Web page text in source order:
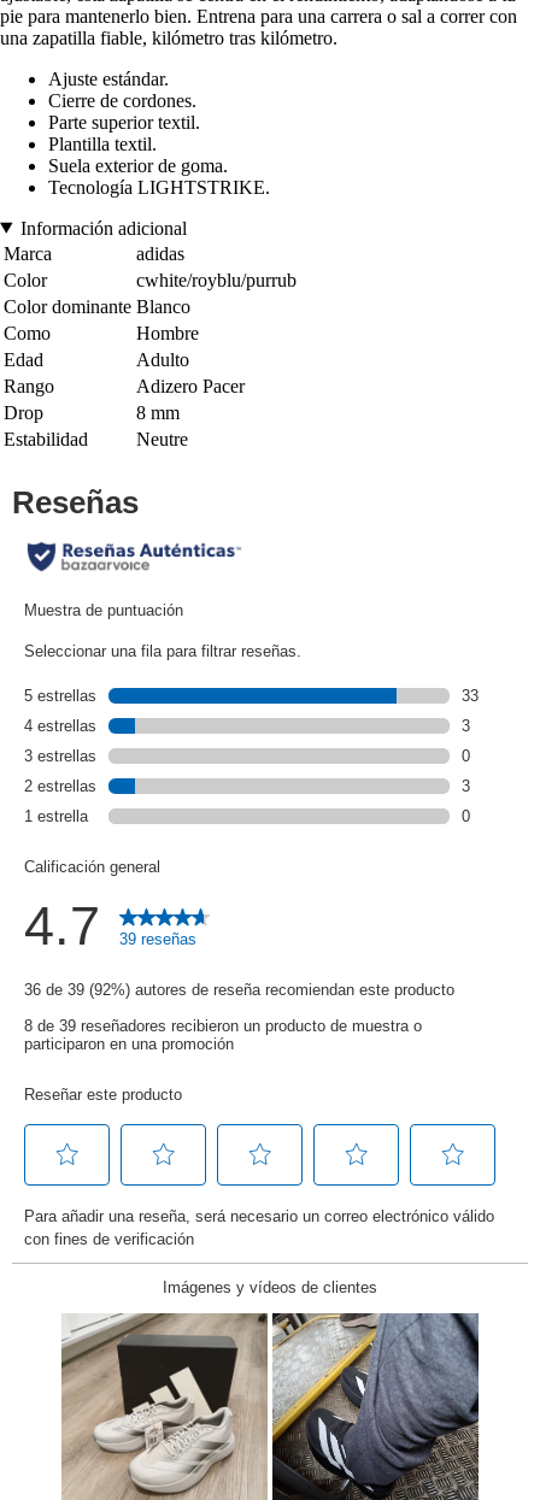
pie para mantenerlo bien. Entrena para una carrera o sal a correr con
una zapatilla fiable, kilómetro tras kilómetro.
Ajuste estándar.
Cierre de cordones.
Parte superior textil.
Plantilla textil.
Suela exterior de goma.
Tecnología LIGHTSTRIKE.
Información adicional
Marca
adidas
Color
cwhite/royblu/purrub
Color dominante Blanco
Como
Hombre
Edad
Adulto
Rango
Adizero Pacer
Drop
8 mm
Estabilidad
Neutre